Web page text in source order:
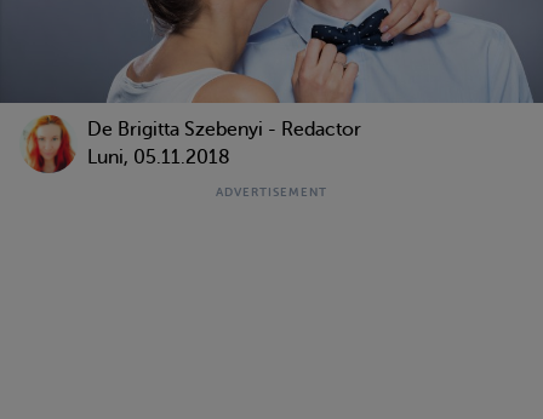
De Brigitta Szebenyi - Redactor
Luni, 05.11.2018